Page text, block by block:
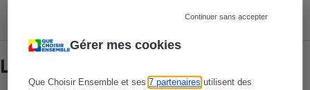
Gérer mes cookies
Que Choisir Ensemble et ses7 partenaires utilisent des
Continuer sans accepter
Lire aussi